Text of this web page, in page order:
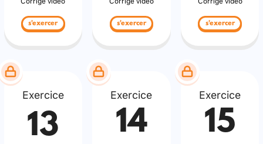
s'exercer s'exercer s'exercer
Exercice
13
Exercice
14
Exercice
15